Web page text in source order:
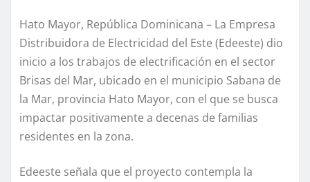
Hato Mayor, República Dominicana – La Empresa
Distribuidora de Electricidad del Este (Edeeste) dio
inicio a los trabajos de electrificación en el sector
Brisas del Mar, ubicado en el municipio Sabana de
la Mar, provincia Hato Mayor, con el que se busca
impactar positivamente a decenas de familias
residentes en la zona.
Edeeste señala que el proyecto contempla la